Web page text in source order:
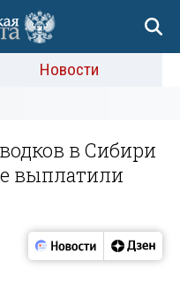
Новости
в Сибири
выплатили